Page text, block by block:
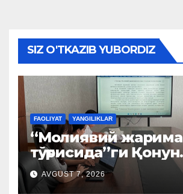
SIZ O'TKAZIB YUBORDIZ
FAOLIYAT YANGILIKLAR
“Молиявий жарима
тўғрисида”ги Қонун
лойиҳаси муҳокама
қилинди
AVGUST 7, 2026